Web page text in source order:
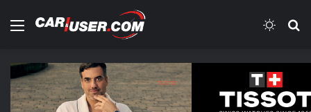
Meni